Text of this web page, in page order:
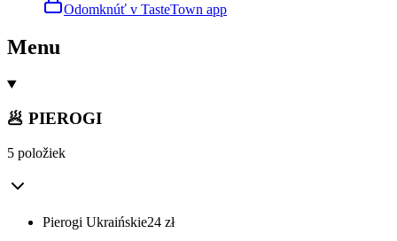
Odomknúť v TasteTown app
Menu
🥟 PIEROGI
5 položiek
Pierogi Ukraińskie24 zł